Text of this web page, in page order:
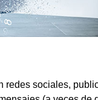
redes sociales,